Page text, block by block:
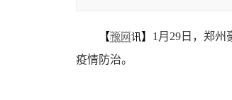
【豫网 讯】 1月29日，郑州
疫情防治。